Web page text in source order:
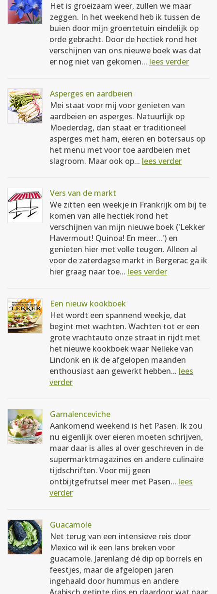
Het is groeizaam weer, zullen we maar
zeggen. In het weekend heb ik tussen de
buien door mijn groentetuin eindelijk op
orde gebracht. Door de hectiek rond het
verschijnen van ons nieuwe boek was dat
er nog niet van gekomen... lees verder
Asperges en aardbeien
Mei staat voor mij voor genieten van
aardbeien en asperges. Natuurlijk op
Moederdag, dan staat er traditioneel
asperges met ham, eieren en botersaus op
het menu met voor toe aardbeien met
slagroom. Maar ook op... lees verder
Vers van de markt
We zitten een weekje in Frankrijk om bij te
komen van alle hectiek rond het
verschijnen van mijn nieuwe boek ('Lekker
Havermout! Quinoa! En meer...') en
genieten hier met volle teugen. Alleen al
voor de zaterdagse markt in Bergerac ga ik
hier graag naar toe... lees verder
Een nieuw kookboek
Het wordt een spannend weekje, dat
begint met wachten. Wachten tot er een
grote vrachtauto onze straat in rijdt met
het nieuwe kookboek waar Nelleke van
Lindonk en ik de afgelopen maanden
enthousiast aan gewerkt hebben... lees
verder
Garnalenceviche
Aankomend weekend is het Pasen. Ik zou
nu eigenlijk over eieren moeten schrijven,
maar daar is alles al over geschreven in de
supermarktmagazines en andere culinaire
tijdschriften. Voor mij geen
ontbijtgefrutsel meer met Pasen... lees
verder
Guacamole
Net terug van een intensieve reis door
Mexico wil ik een lans breken voor
guacamole. Jarenlang dé dip op borrels en
feestjes, maar de afgelopen jaren
ingehaald door hummus en andere